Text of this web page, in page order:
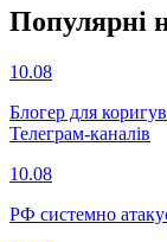
Популярнi
10.08
Блогер для
Телеграм-каналів
10.08
РФ системно